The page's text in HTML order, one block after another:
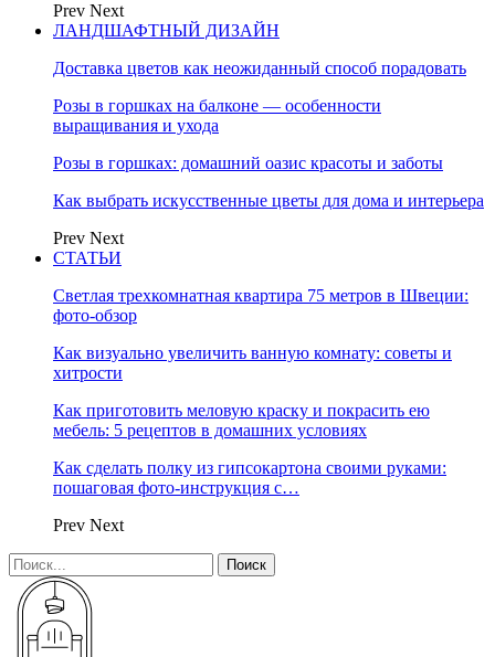
Prev Next
ЛАНДШАФТНЫЙ ДИЗАЙН
Доставка цветов как неожиданный способ порадовать
Розы в горшках на балконе — особенности
выращивания и ухода
Розы в горшках: домашний оазис красоты и заботы
Как выбрать искусственные цветы для дома и интерьера
Prev Next
СТАТЬИ
Светлая трехкомнатная квартира 75 метров в Швеции:
фото-обзор
Как визуально увеличить ванную комнату: советы и
хитрости
Как приготовить меловую краску и покрасить ею
мебель: 5 рецептов в домашних условиях
Как сделать полку из гипсокартона своими руками:
пошаговая фото-инструкция с…
Prev Next